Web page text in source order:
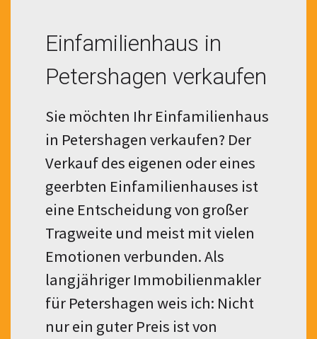
Einfamilienhaus in
Petershagen verkaufen
Sie möchten Ihr Einfamilienhaus
in Petershagen verkaufen? Der
Verkauf des eigenen oder eines
geerbten Einfamilienhauses ist
eine Entscheidung von großer
Tragweite und meist mit vielen
Emotionen verbunden. Als
langjähriger Immobilienmakler
für Petershagen weis ich: Nicht
nur ein guter Preis ist von